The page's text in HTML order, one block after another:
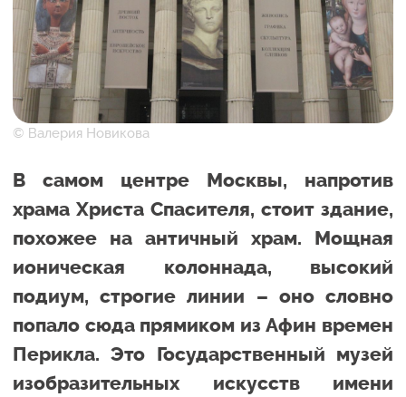
© Валерия Новикова
В самом центре Москвы, напротив
храма Христа Спасителя, стоит здание,
похожее на античный храм. Мощная
ионическая колоннада, высокий
подиум, строгие линии – оно словно
попало сюда прямиком из Афин времен
Перикла. Это Государственный музей
изобразительных искусств имени